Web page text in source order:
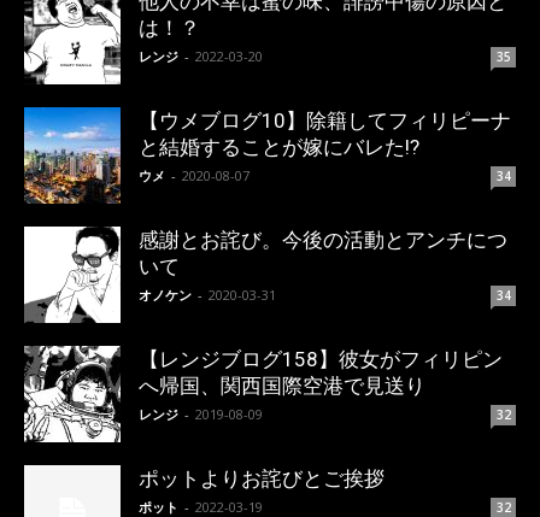
は！？
レンジ - 2022-03-20 35
【ウメブログ10】除籍してフィリピーナ
と結婚することが嫁にバレた!?
ウメ - 2020-08-07 34
感謝とお詫び。今後の活動とアンチにつ
いて
オノケン - 2020-03-31 34
【レンジブログ158】彼女がフィリピン
へ帰国、関西国際空港で見送り
レンジ - 2019-08-09 32
ポットよりお詫びとご挨拶
ポット - 2022-03-19 32